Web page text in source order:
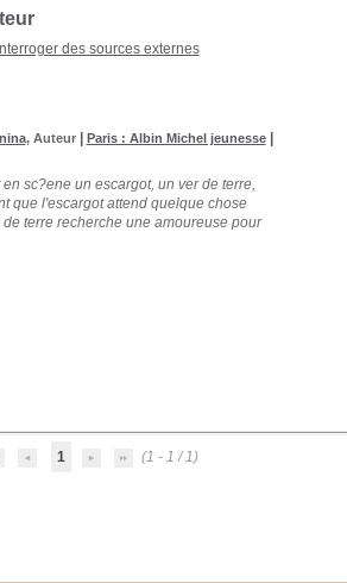
Interroger des sources externes
, Auteur Paris : Albin Michel jeunesse|
sc?ene un escargot, un ver de terre,
que l'escargot attend quelque chose
terre recherche une amoureuse pour
1 (1 - 1 / 1)